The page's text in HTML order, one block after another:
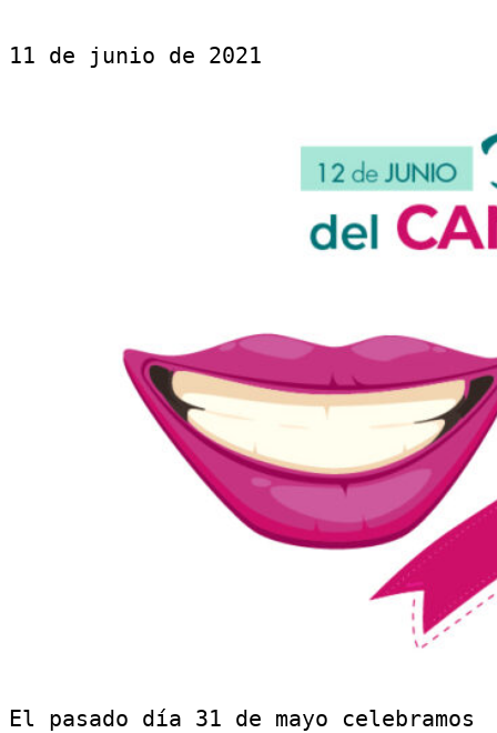
11 de junio de 2021
El pasado día 31 de mayo celebramos